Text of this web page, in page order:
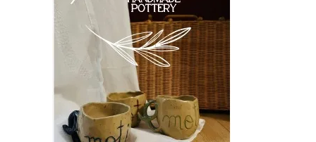
If you like movies, words and
mind games, then this is the
book for you. Take the
challenge of creating your